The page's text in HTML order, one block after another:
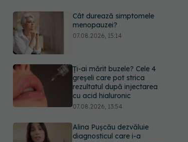
Cât durează simptomele
menopauzei?
07.08.2026, 15:14
Ți-ai mărit buzele? Cele 4
greșeli care pot strica
rezultatul după injectarea
cu acid hialuronic
07.08.2026, 13:54
Alina Pușcău dezvăluie
diagnosticul care i-a